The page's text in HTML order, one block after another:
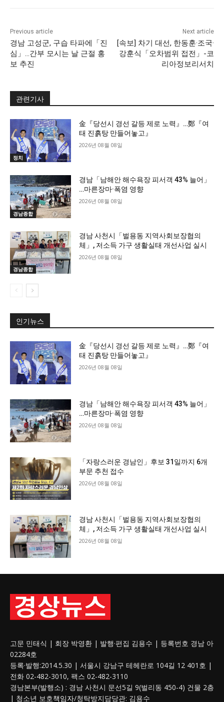
Previous article
경남 고성군, 구습 타파에「진
심」…간부 모시는 날 근절 홍
보 추진
Next article
[속보] 차기 대선, 한동훈·조국·
강훈식「오차범위 접전」-코
리아정보리서치
관련기사
정치
金『당선시 경선 갈등 제로 노력』…鄭『여
태 진흙탕 만들어놓고』
2026년 08월 08일
경남종합
경남「남해안 해수욕장 피서객 43% 늘어」
…마른장마·폭염 영향
2026년 08월 08일
경남종합
경남 사천시「벌용동 지역사회보장협의
체」, 저소득 가구 생활실태 개선사업 실시
2026년 08월 08일
인기뉴스
金『당선시 경선 갈등 제로 노력』…鄭『여
태 진흙탕 만들어놓고』
2026년 08월 08일
경남「남해안 해수욕장 피서객 43% 늘어」
…마른장마·폭염 영향
2026년 08월 08일
「자랑스러운 경남인」후보 31일까지 6개
부문 추천 접수
2026년 08월 08일
경남 사천시「벌용동 지역사회보장협의
체」, 저소득 가구 생활실태 개선사업 실시
2026년 08월 08일
고문 민태식 | 회장 박영환 | 발행·편집 김용수 | 등록번호 경남 아
02284호
등록·발행:2014.5.30 | 서울시 강남구 테헤란로 104길 12 401호 |
전화 02-482-3010, 팩스 02-482-3110
경남본부(발행소) : 경남 사천시 문선5길 9(벌리동 450-4) 건물 2층
| 청소년 보호책임자/청탁방지담당관: 김용수